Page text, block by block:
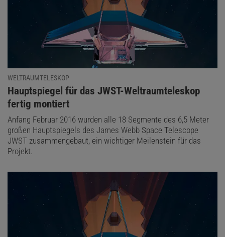
WELTRAUMTELESKOP
:
Hauptspiegel für das JWST-Weltraumteleskop
fertig montiert
Anfang Februar 2016 wurden alle 18 Segmente des 6,5 Meter
großen Hauptspiegels des James Webb Space Telescope
JWST zusammengebaut, ein wichtiger Meilenstein für das
Projekt.